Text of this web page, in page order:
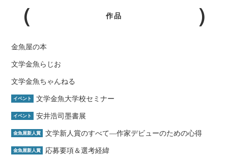
作品
金魚屋の本
文学金魚らじお
文学金魚ちゃんねる
イベント 文学金魚大学校セミナー
イベント 安井浩司墨書展
金魚屋新人賞 文学新人賞のすべて―作家デビューのための心得
金魚屋新人賞 応募要項＆選考経緯